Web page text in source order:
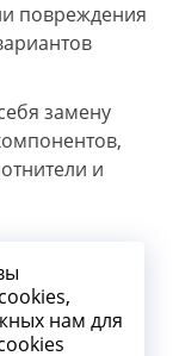
повреждения
замену
и
заменить
нам для